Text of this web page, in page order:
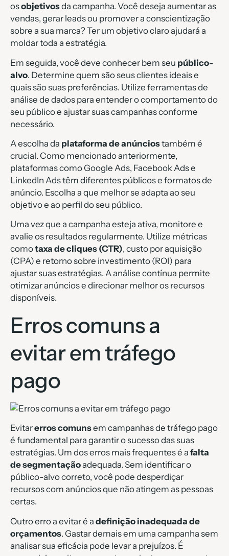
osobjetivosda campanha. Você deseja aumentar as
vendas, gerar leads ou promover a conscientização
sobre a sua marca? Ter um objetivo claro ajudará a
moldar toda a estratégia.
Em seguida, você deve conhecer bem seu público-
alvo. Determine quem são seus clientes ideais e
quais são suas preferências. Utilize ferramentas de
análise de dados para entender o comportamento do
seu público e ajustar suas campanhas conforme
necessário.
A escolha da plataforma de anúnciostambém é
crucial. Como mencionado anteriormente,
plataformas como Google Ads, Facebook Ads e
LinkedIn Ads têm diferentes públicos e formatos de
anúncio. Escolha a que melhor se adapta ao seu
objetivo e ao perfil do seu público.
Uma vez que a campanha esteja ativa, monitore e
avalie os resultados regularmente. Utilize métricas
comotaxa de cliques (CTR), custo por aquisição
(CPA) e retorno sobre investimento (ROI) para
ajustar suas estratégias. A análise contínua permite
otimizar anúncios e direcionar melhor os recursos
disponíveis.
Erros comuns a
evitar em tráfego
pago
Evitarerros comunsem campanhas de tráfego pago
é fundamental para garantir o sucesso das suas
estratégias. Um dos erros mais frequentes é a falta
de segmentaçãoadequada. Sem identificar o
público-alvo correto, você pode desperdiçar
recursos com anúncios que não atingem as pessoas
certas.
Outro erro a evitar é a definição inadequada de
orçamentos. Gastar demais em uma campanha sem
analisar sua eficácia pode levar a prejuízos. É